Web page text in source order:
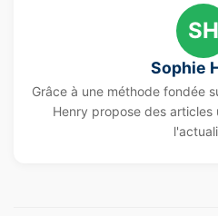
SH
Sophie
Grâce à une méthode fondée
Henry propose des